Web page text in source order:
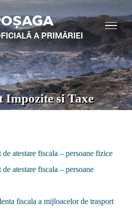
Impozite si Taxe
atestare fiscala – persoane fizice
atestare fiscala – persoane
fiscala a mijloacelor de trasport